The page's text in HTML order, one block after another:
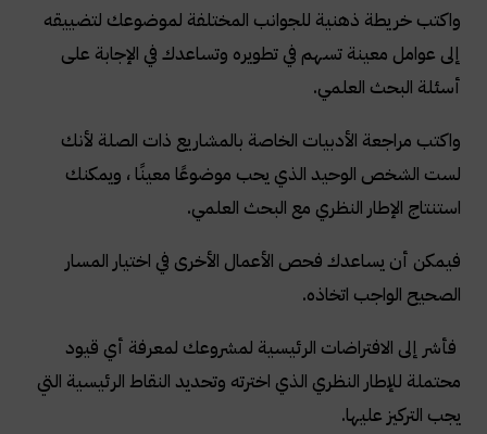
واكتب خريطة ذهنية للجوانب المختلفة لموضوعك لتضييقه
إلى عوامل معينة تسهم في تطويره وتساعدك في الإجابة على
أسئلة البحث العلمي.
واكتب مراجعة الأدبيات الخاصة بالمشاريع ذات الصلة لأنك
لست الشخص الوحيد الذي يحب موضوعًا معينًا ، ويمكنك
استنتاج الإطار النظري مع البحث العلمي.
فيمكن أن يساعدك فحص الأعمال الأخرى في اختيار المسار
الصحيح الواجب اتخاذه.
فأشر إلى الافتراضات الرئيسية لمشروعك لمعرفة أي قيود
محتملة للإطار النظري الذي اخترته وتحديد النقاط الرئيسية التي
يجب التركيز عليها.